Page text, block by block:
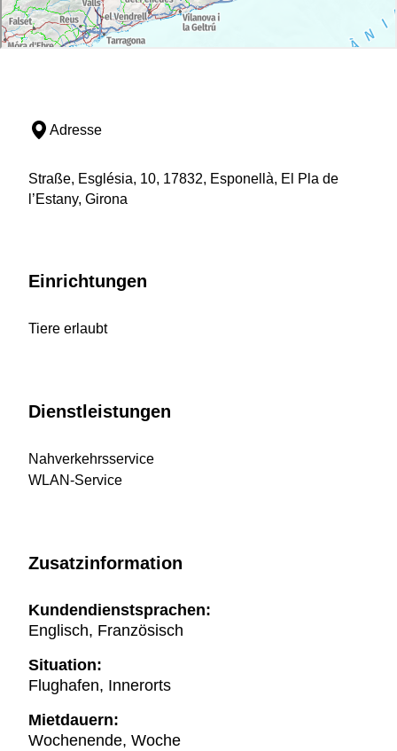
Adresse
Straße, Església, 10, 17832, Esponellà, El Pla de
l’Estany, Girona
Einrichtungen
Tiere erlaubt
Dienstleistungen
Nahverkehrsservice
WLAN-Service
Zusatzinformation
Kundendienstsprachen:
Englisch, Französisch
Situation:
Flughafen, Innerorts
Mietdauern:
Wochenende, Woche